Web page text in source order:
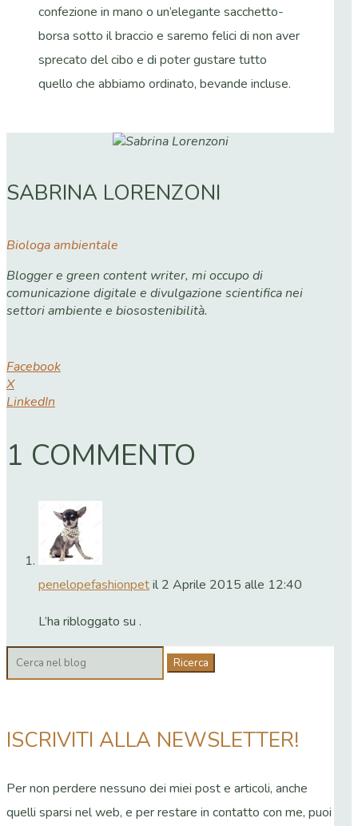
confezione in mano o un’elegante sacchetto-
borsa sotto il braccio e saremo felici di non aver
sprecato del cibo e di poter gustare tutto
quello che abbiamo ordinato, bevande incluse.
SABRINA LORENZONI
Biologa ambientale
Blogger e green content writer, mi occupo di
comunicazione digitale e divulgazione scientifica nei
settori ambiente e biosostenibilità.
Facebook
X
LinkedIn
1 COMMENTO
penelopefashionpetil 2 Aprile 2015 alle 12:40
L’ha ribloggato su .
Cerca:
ISCRIVITI ALLA NEWSLETTER!
Per non perdere nessuno dei miei post e articoli, anche
quelli sparsi nel web, e per restare in contatto con me, puoi